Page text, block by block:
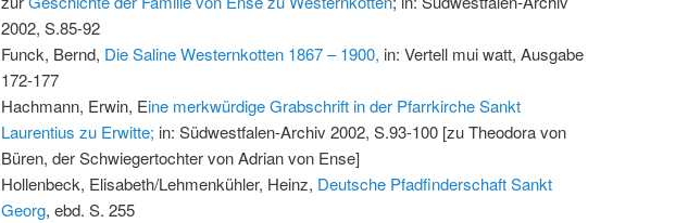
2002, S.85-92
Funck, Bernd, Die Saline Westernkotten 1867 – 1900, in: Vertell mui watt, Ausgabe
172-177
Hachmann, Erwin, Eine merkwürdige Grabschrift in der Pfarrkirche Sankt
Laurentius zu Erwitte; in: Südwestfalen-Archiv 2002, S.93-100 [zu Theodora von
Büren, der Schwiegertochter von Adrian von Ense]
Hollenbeck, Elisabeth/Lehmenkühler, Heinz, Deutsche Pfadfinderschaft Sankt
Georg, ebd. S. 255